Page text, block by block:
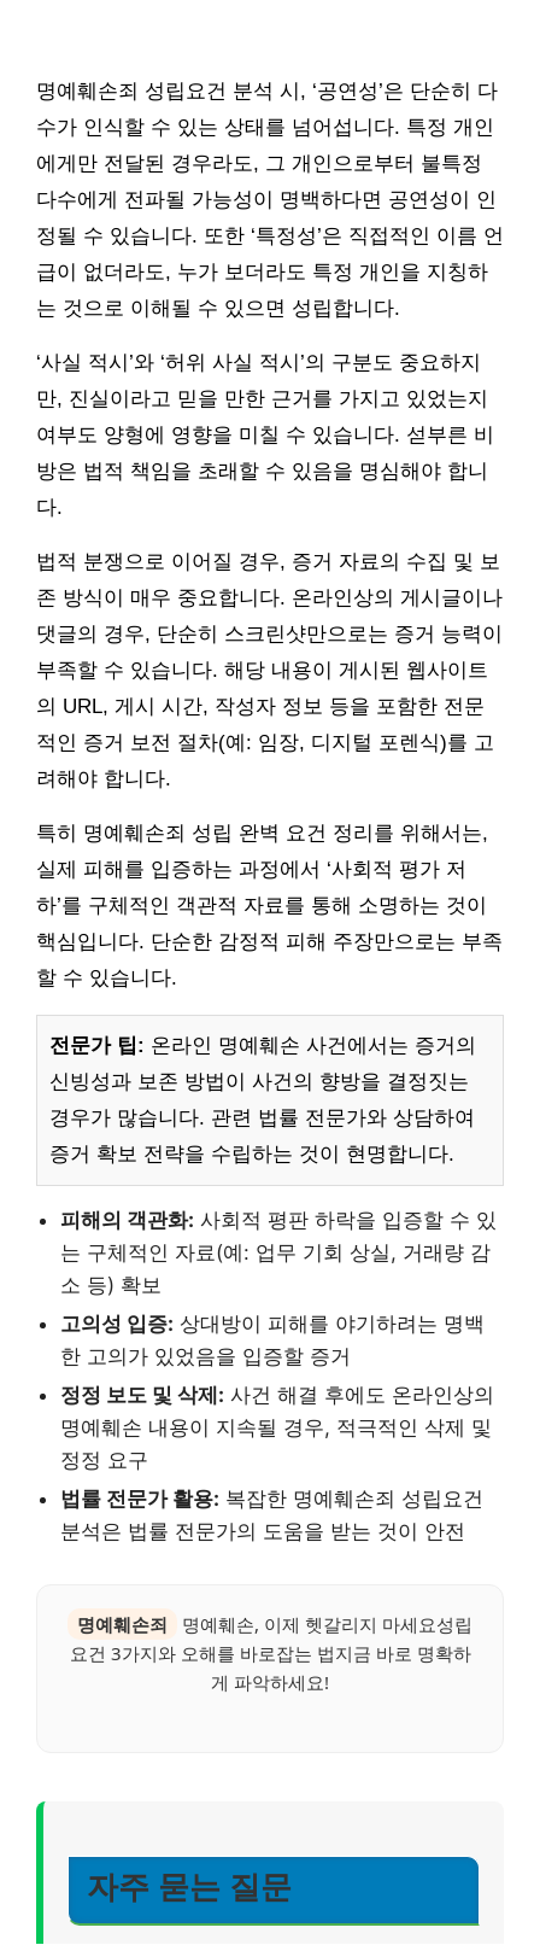
명예훼손죄 성립요건 분석 시, ‘공연성’은 단순히 다
수가 인식할 수 있는 상태를 넘어섭니다. 특정 개인
에게만 전달된 경우라도, 그 개인으로부터 불특정
다수에게 전파될 가능성이 명백하다면 공연성이 인
정될 수 있습니다. 또한 ‘특정성’은 직접적인 이름 언
급이 없더라도, 누가 보더라도 특정 개인을 지칭하
는 것으로 이해될 수 있으면 성립합니다.
‘사실 적시’와 ‘허위 사실 적시’의 구분도 중요하지
만, 진실이라고 믿을 만한 근거를 가지고 있었는지
여부도 양형에 영향을 미칠 수 있습니다. 섣부른 비
방은 법적 책임을 초래할 수 있음을 명심해야 합니
다.
법적 분쟁으로 이어질 경우, 증거 자료의 수집 및 보
존 방식이 매우 중요합니다. 온라인상의 게시글이나
댓글의 경우, 단순히 스크린샷만으로는 증거 능력이
부족할 수 있습니다. 해당 내용이 게시된 웹사이트
의 URL, 게시 시간, 작성자 정보 등을 포함한 전문
적인 증거 보전 절차(예: 임장, 디지털 포렌식)를 고
려해야 합니다.
특히 명예훼손죄 성립 완벽 요건 정리를 위해서는,
실제 피해를 입증하는 과정에서 ‘사회적 평가 저
하’를 구체적인 객관적 자료를 통해 소명하는 것이
핵심입니다. 단순한 감정적 피해 주장만으로는 부족
할 수 있습니다.
전문가 팁: 온라인 명예훼손 사건에서는 증거의
신빙성과 보존 방법이 사건의 향방을 결정짓는
경우가 많습니다. 관련 법률 전문가와 상담하여
증거 확보 전략을 수립하는 것이 현명합니다.
피해의 객관화: 사회적 평판 하락을 입증할 수 있
는 구체적인 자료(예: 업무 기회 상실, 거래량 감
소 등) 확보
고의성 입증: 상대방이 피해를 야기하려는 명백
한 고의가 있었음을 입증할 증거
정정 보도 및 삭제: 사건 해결 후에도 온라인상의
명예훼손 내용이 지속될 경우, 적극적인 삭제 및
정정 요구
법률 전문가 활용: 복잡한 명예훼손죄 성립요건
분석은 법률 전문가의 도움을 받는 것이 안전
명예훼손죄
명예훼손, 이제 헷갈리지 마세요성립
요건 3가지와 오해를 바로잡는 법지금 바로 명확하
게 파악하세요!
자주 묻는 질문